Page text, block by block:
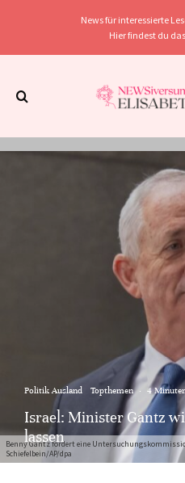
News für interessierte
Hier findest du das
Benny Gantz fordert eine
Schiefelbein/AP/dpa
Politik Ausland Topthemen · 4
Israel: Minister Gantz
lassen